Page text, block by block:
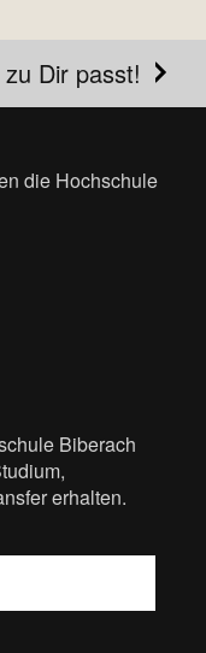
Dir passt!
die Hochschule
Biberach
erhalten.